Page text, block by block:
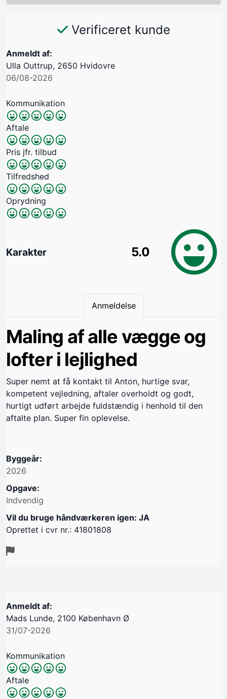
Verificeret kunde
Anmeldt af:
Ulla Outtrup, 2650 Hvidovre
06/08-2026
Kommunikation
Aftale
Pris jfr. tilbud
Tilfredshed
Oprydning
Karakter 5.0
Anmeldelse
Maling af alle vægge og
lofter i lejlighed
Super nemt at få kontakt til Anton, hurtige svar,
kompetent vejledning, aftaler overholdt og godt,
hurtigt udført arbejde fuldstændig i henhold til den
aftalte plan. Super fin oplevelse.
Byggeår:
2026
Opgave:
Indvendig
Vil du bruge håndværkeren igen: JA
Oprettet i cvr nr.: 41801808
Anmeldt af:
Mads Lunde, 2100 København Ø
31/07-2026
Kommunikation
Aftale